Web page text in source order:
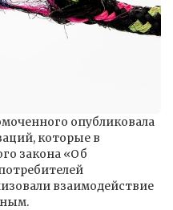
опубликовала
которые в
закона «Об
взаимодействие